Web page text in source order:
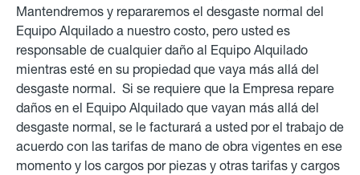
Mantendremos y repararemos el desgaste normal del
Equipo Alquilado a nuestro costo, pero usted es
responsable de cualquier daño al Equipo Alquilado
mientras esté en su propiedad que vaya más allá del
desgaste normal. Si se requiere que la Empresa repare
daños en el Equipo Alquilado que vayan más allá del
desgaste normal, se le facturará a usted por el trabajo de
acuerdo con las tarifas de mano de obra vigentes en ese
momento y los cargos por piezas y otras tarifas y cargos